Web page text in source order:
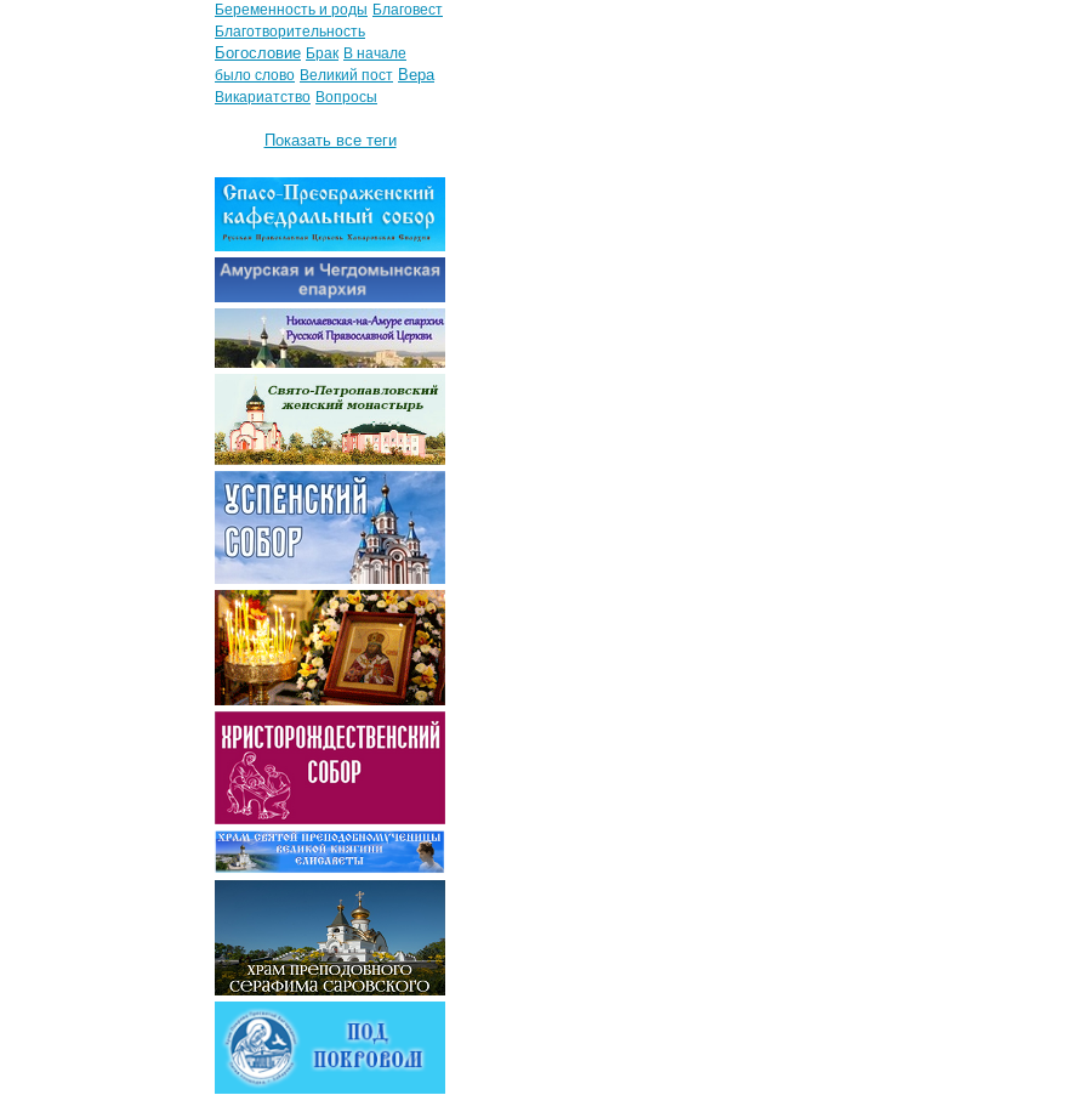
Беременность и роды Благовест
Благотворительность
Богословие Брак В начале
было слово Великий пост Вера
Викариатство Вопросы
Показать все теги